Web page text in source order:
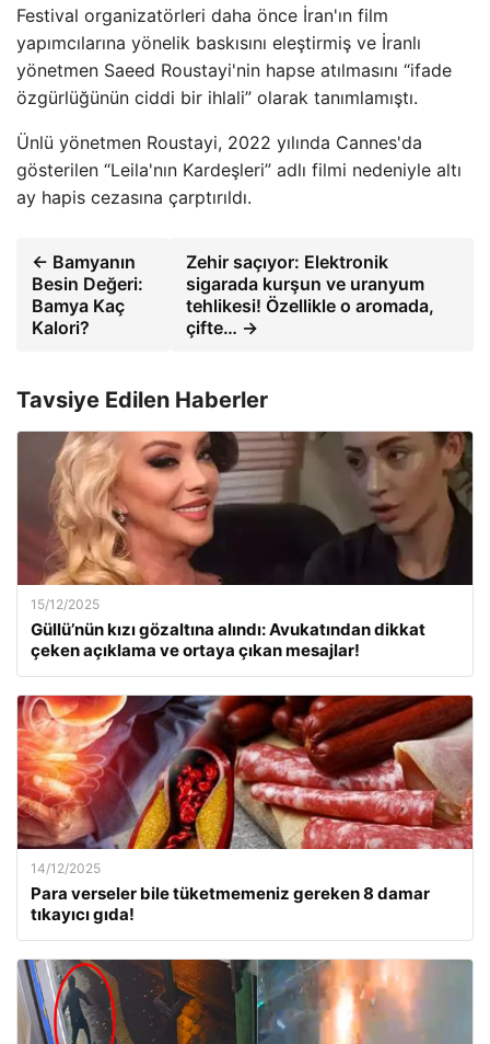
Festival organizatörleri daha önce İran'ın film
yapımcılarına yönelik baskısını eleştirmiş ve İranlı
yönetmen Saeed Roustayi'nin hapse atılmasını “ifade
özgürlüğünün ciddi bir ihlali” olarak tanımlamıştı.
Ünlü yönetmen Roustayi, 2022 yılında Cannes'da
gösterilen “Leila'nın Kardeşleri” adlı filmi nedeniyle altı
ay hapis cezasına çarptırıldı.
← Bamyanın
Besin Değeri:
Bamya Kaç
Kalori?
Zehir saçıyor: Elektronik
sigarada kurşun ve uranyum
tehlikesi! Özellikle o aromada,
çifte… →
Tavsiye Edilen Haberler
15/12/2025
Güllü’nün kızı gözaltına alındı: Avukatından dikkat
çeken açıklama ve ortaya çıkan mesajlar!
14/12/2025
Para verseler bile tüketmemeniz gereken 8 damar
tıkayıcı gıda!